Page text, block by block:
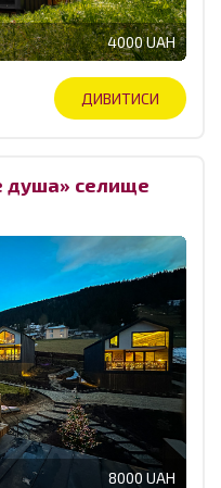
4000 UAH
ДИВИТИСИ
душа» селище
8000 UAH